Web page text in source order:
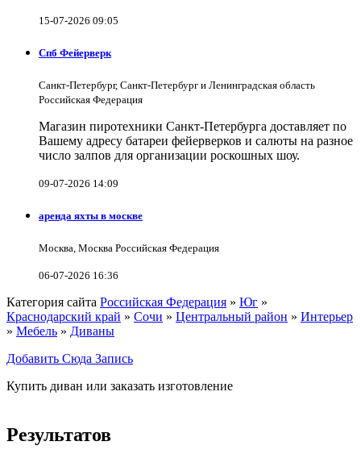
15-07-2026 09:05
Спб Фейерверк
Санкт-Петербург, Санкт-Петербург и Ленинградская область
Российская Федерация
Магазин пиротехники Санкт-Петербурга доставляет по
Вашему адресу батареи фейерверков и салюты на разное
число залпов для организации роскошных шоу.
09-07-2026 14:09
аренда яхты в москве
Москва, Москва Российская Федерация
06-07-2026 16:36
Категория сайта Российская Федерация » Юг »
Краснодарский край » Сочи » Центральный район » Интерьер
» Мебель » Диваны
Добавить Сюда Запись
Купить диван или заказать изготовление
Результатов